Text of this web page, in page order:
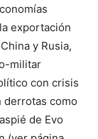
exportación
y Rusia,
militar
con crisis
derrotas como
de Evo